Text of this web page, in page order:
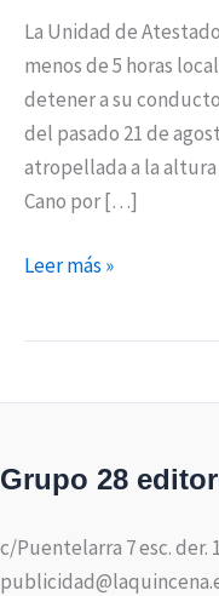
La Unidad de
menos de 5 horas
detener a su
del pasado 21 de
atropellada a la
Cano por […]
Leer más »
Grupo 28
c/Puentelarra 7 esc. der.